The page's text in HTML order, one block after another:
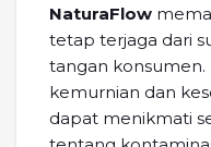
NaturaFlow
tetap terjaga dari
tangan konsumen.
kemurnian dan
dapat menikmati